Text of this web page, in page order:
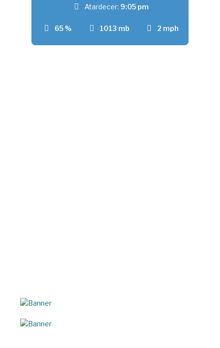
65 % 1013 mb 2 mph
Atardecer: 9:05 pm